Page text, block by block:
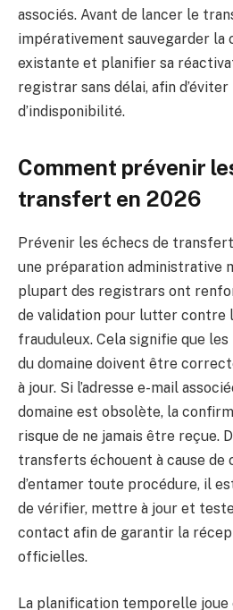
associés. Avant de lancer le
impérativement sauvegarder la
existante et planifier sa
registrar sans délai, afin
d’indisponibilité.
Comment prévenir
transfert en 2026
Prévenir les échecs de
une préparation administrative
plupart des registrars ont
de validation pour lutter contre
frauduleux. Cela signifie que
du domaine doivent être
à jour. Si l’adresse e-mail
domaine est obsolète, la
risque de ne jamais être reçue.
transferts échouent à cause de
d’entamer toute procédure, il
de vérifier, mettre à jour et
contact afin de garantir la
officielles.
La planification temporelle joue